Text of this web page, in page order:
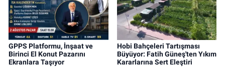
GPPS Platformu, İnşaat ve
Birinci El Konut Pazarını
Ekranlara Taşıyor
Hobi Bahçeleri Tartışması
Büyüyor: Fatih Güneş'ten Yıkım
Kararlarına Sert Eleştiri